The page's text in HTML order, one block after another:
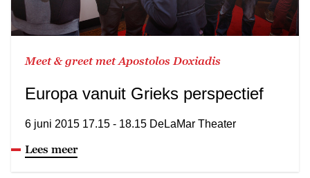
Meet & greet met Apostolos Doxiadis
Europa vanuit Grieks perspectief
6 juni 2015 17.15 - 18.15 DeLaMar Theater
Lees meer